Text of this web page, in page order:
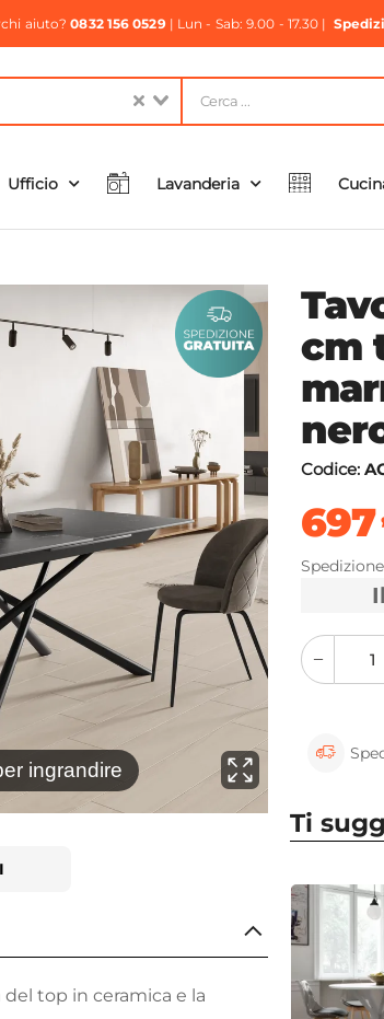
aiuto?0832 156 0529| Lun - Sab: 9.00 - 17.30 |
Ufficio Lavanderia
ingrandire
del top in ceramica e la
cm
Codice:
quantity
button
Ti